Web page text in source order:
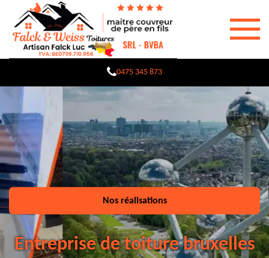
0475 345 873
Nos réalisations
Entreprise de toiture bruxelles